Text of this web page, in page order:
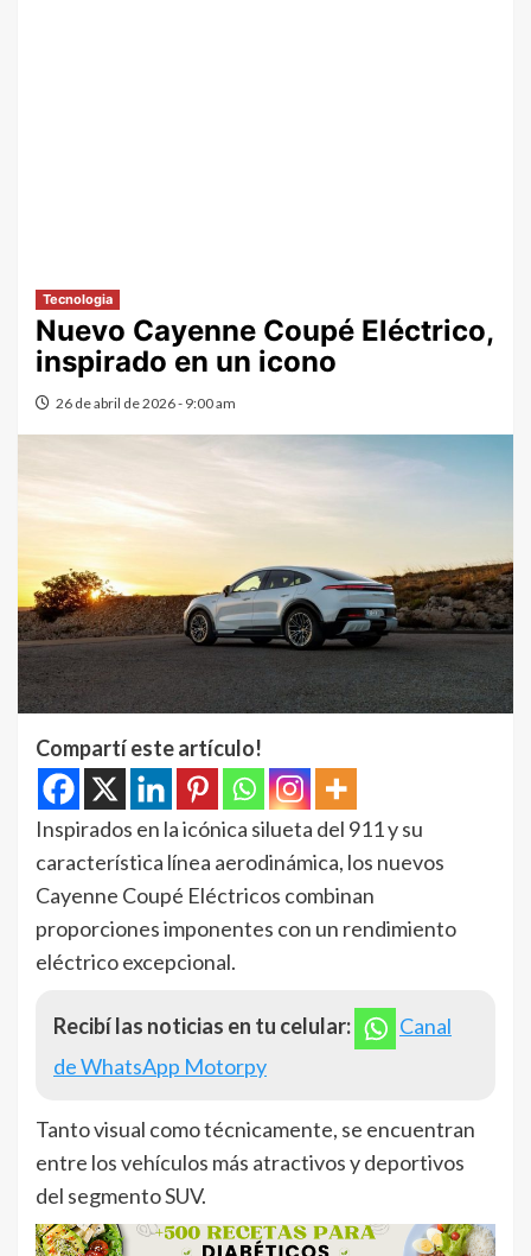
Tecnologia
Nuevo Cayenne Coupé Eléctrico,
inspirado en un icono
26 de abril de 2026 - 9:00 am
Compartí este artículo!
Inspirados en la icónica silueta del 911 y su
característica línea aerodinámica, los nuevos
Cayenne Coupé Eléctricos combinan
proporciones imponentes con un rendimiento
eléctrico excepcional.
Recibí las noticias en tu celular:
Canal
de WhatsApp Motorpy
Tanto visual como técnicamente, se encuentran
entre los vehículos más atractivos y deportivos
del segmento SUV.